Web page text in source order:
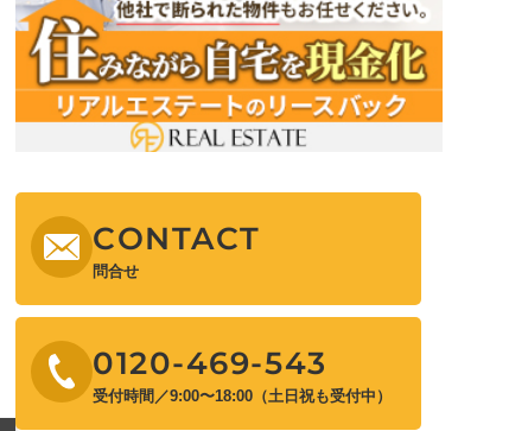
CONTACT
問合せ
0120-469-543
受付時間／9:00〜18:00（土日祝も受付中）